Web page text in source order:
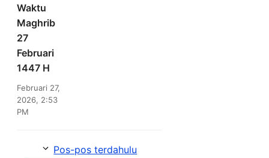
Waktu
Maghrib
27
Februari
1447 H
Februari 27,
2026, 2:53
PM
Pos-pos terdahulu